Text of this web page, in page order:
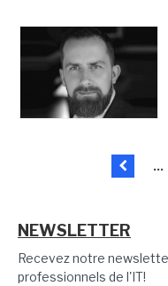
...
NEWSLETTER
Recevez notre
professionnels de l'IT!